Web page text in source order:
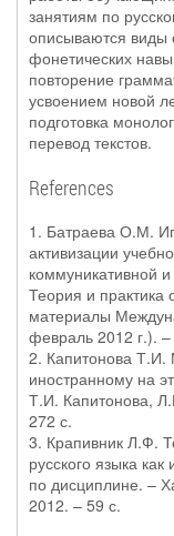
занятиям по
описываются виды
фонетических
повторение
усвоением новой
подготовка
перевод текстов.
References
1. Батраева О.М.
активизации
коммуникативной
Теория и
материалы
февраль 2012 г.).
2. Капитонова Т.И.
иностранному на
Т.И. Капитонова,
272 с.
3. Крапивник Л.Ф.
русского языка
по дисциплине. –
2012. – 59 с.